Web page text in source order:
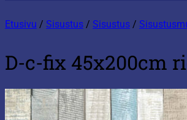
Etusivu / Sisustus / Sisustus /
D-c-fix 45x200cm